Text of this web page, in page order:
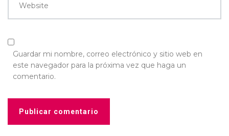
Website
Guardar mi nombre, correo electrónico y sitio web en
este navegador para la próxima vez que haga un
comentario.